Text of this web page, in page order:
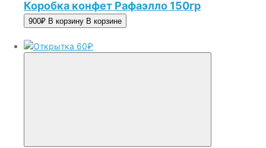
Коробка конфет Рафаэлло 150гр
900₽ В корзину В корзине
60₽